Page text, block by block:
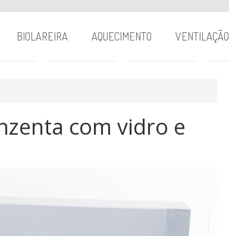
BIOLAREIRA AQUECIMENTO VENTILAÇÃO
com vidro e